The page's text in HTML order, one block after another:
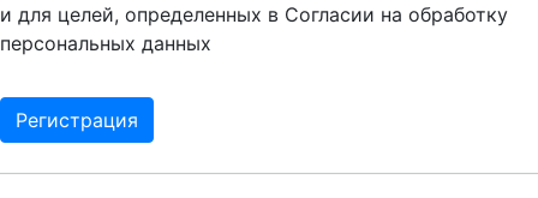
и для целей, определенных в Согласии на обработку
персональных данных